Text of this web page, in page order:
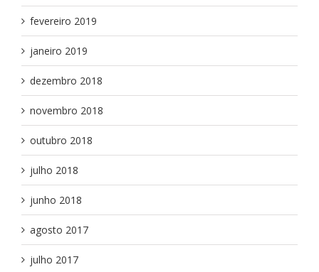
fevereiro 2019
janeiro 2019
dezembro 2018
novembro 2018
outubro 2018
julho 2018
junho 2018
agosto 2017
julho 2017